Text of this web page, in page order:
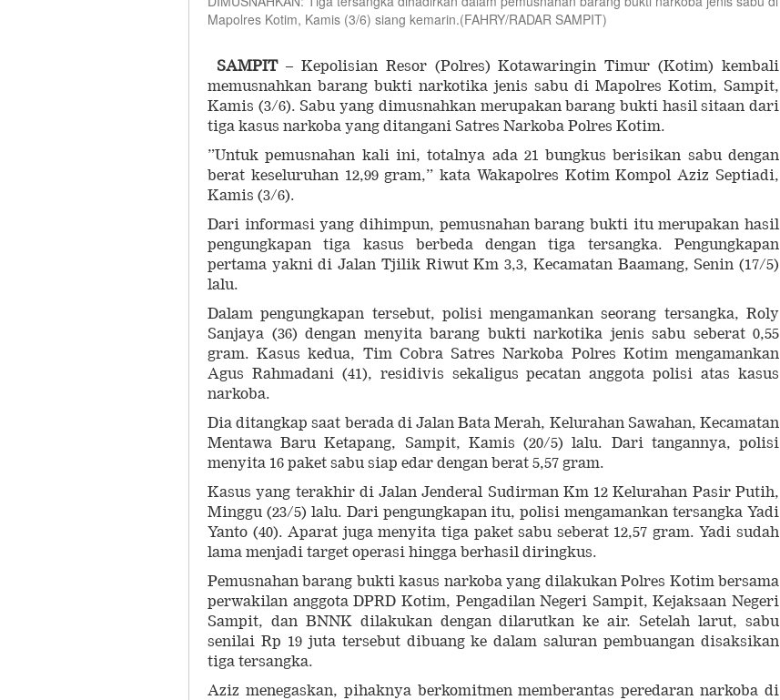
Mapolres Kotim, Kamis (3/6) siang kemarin.(FAHRY/RADAR SAMPIT)
SAMPIT– Kepolisian Resor (Polres) Kotawaringin Timur (Kotim) kembali
memusnahkan barang bukti narkotika jenis sabu di Mapolres Kotim, Sampit,
Kamis (3/6). Sabu yang dimusnahkan merupakan barang bukti hasil sitaan dari
tiga kasus narkoba yang ditangani Satres Narkoba Polres Kotim.
”Untuk pemusnahan kali ini, totalnya ada 21 bungkus berisikan sabu dengan
berat keseluruhan 12,99 gram,” kata Wakapolres Kotim Kompol Aziz Septiadi,
Kamis (3/6).
Dari informasi yang dihimpun, pemusnahan barang bukti itu merupakan hasil
pengungkapan tiga kasus berbeda dengan tiga tersangka. Pengungkapan
pertama yakni di Jalan Tjilik Riwut Km 3,3, Kecamatan Baamang, Senin (17/5)
lalu.
Dalam pengungkapan tersebut, polisi mengamankan seorang tersangka, Roly
Sanjaya (36) dengan menyita barang bukti narkotika jenis sabu seberat 0,55
gram. Kasus kedua, Tim Cobra Satres Narkoba Polres Kotim mengamankan
Agus Rahmadani (41), residivis sekaligus pecatan anggota polisi atas kasus
narkoba.
Dia ditangkap saat berada di Jalan Bata Merah, Kelurahan Sawahan, Kecamatan
Mentawa Baru Ketapang, Sampit, Kamis (20/5) lalu. Dari tangannya, polisi
menyita 16 paket sabu siap edar dengan berat 5,57 gram.
Kasus yang terakhir di Jalan Jenderal Sudirman Km 12 Kelurahan Pasir Putih,
Minggu (23/5) lalu. Dari pengungkapan itu, polisi mengamankan tersangka Yadi
Yanto (40). Aparat juga menyita tiga paket sabu seberat 12,57 gram. Yadi sudah
lama menjadi target operasi hingga berhasil diringkus.
Pemusnahan barang bukti kasus narkoba yang dilakukan Polres Kotim bersama
perwakilan anggota DPRD Kotim, Pengadilan Negeri Sampit, Kejaksaan Negeri
Sampit, dan BNNK dilakukan dengan dilarutkan ke air. Setelah larut, sabu
senilai Rp 19 juta tersebut dibuang ke dalam saluran pembuangan disaksikan
tiga tersangka.
Aziz menegaskan, pihaknya berkomitmen memberantas peredaran narkoba di